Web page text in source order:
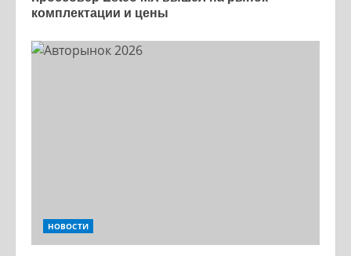
комплектации и цены
НОВОСТИ